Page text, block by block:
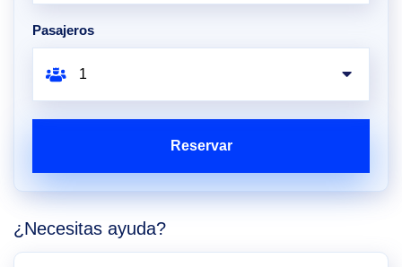
Pasajeros
Reservar
¿Necesitas ayuda?